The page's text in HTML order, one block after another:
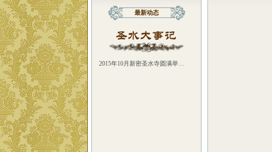
最新动态
2015年10月新密圣水寺圆满举…